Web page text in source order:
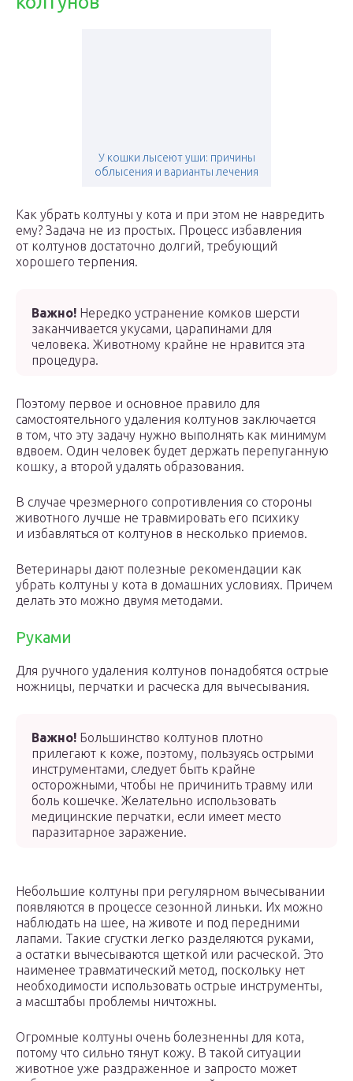
У кошки лысеют уши: причины
облысения и варианты лечения
Как убрать колтуны у кота и при этом не навредить
ему? Задача не из простых. Процесс избавления
от колтунов достаточно долгий, требующий
хорошего терпения.
Важно! Нередко устранение комков шерсти
заканчивается укусами, царапинами для
человека. Животному крайне не нравится эта
процедура.
Поэтому первое и основное правило для
самостоятельного удаления колтунов заключается
в том, что эту задачу нужно выполнять как минимум
вдвоем. Один человек будет держать перепуганную
кошку, а второй удалять образования.
В случае чрезмерного сопротивления со стороны
животного лучше не травмировать его психику
и избавляться от колтунов в несколько приемов.
Ветеринары дают полезные рекомендации как
убрать колтуны у кота в домашних условиях. Причем
делать это можно двумя методами.
Руками
Для ручного удаления колтунов понадобятся острые
ножницы, перчатки и расческа для вычесывания.
Важно! Большинство колтунов плотно
прилегают к коже, поэтому, пользуясь острыми
инструментами, следует быть крайне
осторожными, чтобы не причинить травму или
боль кошечке. Желательно использовать
медицинские перчатки, если имеет место
паразитарное заражение.
Небольшие колтуны при регулярном вычесывании
появляются в процессе сезонной линьки. Их можно
наблюдать на шее, на животе и под передними
лапами. Такие сгустки легко разделяются руками,
а остатки вычесываются щеткой или расческой. Это
наименее травматический метод, поскольку нет
необходимости использовать острые инструменты,
а масштабы проблемы ничтожны.
Огромные колтуны очень болезненны для кота,
потому что сильно тянут кожу. В такой ситуации
животное уже раздраженное и запросто может